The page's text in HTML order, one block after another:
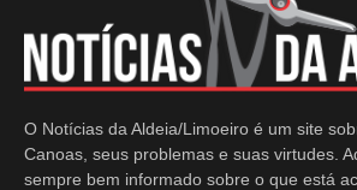
O Notícias da Aldeia/Limoeiro é um site
Canoas, seus problemas e suas virtudes.
sempre bem informado sobre o que está